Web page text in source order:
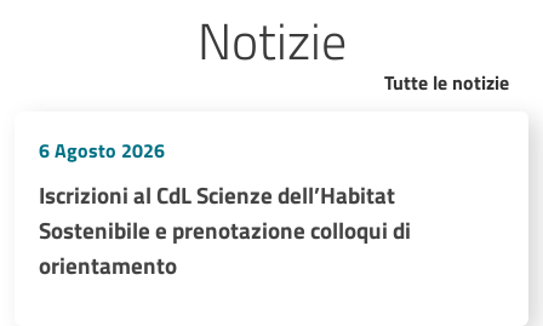
Notizie
6 Agosto 2026
Iscrizioni al CdL Scienze dell’Habitat
Sostenibile e prenotazione colloqui di
orientamento
Tutte le notizie